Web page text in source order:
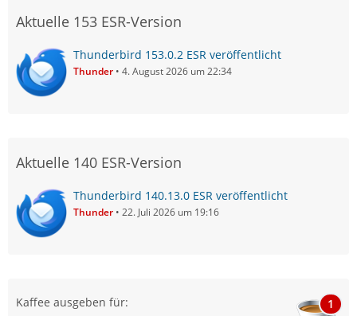
Aktuelle 153 ESR-Version
Thunderbird 153.0.2 ESR veröffentlicht
Thunder 4. August 2026 um 22:34
Aktuelle 140 ESR-Version
Thunderbird 140.13.0 ESR veröffentlicht
Thunder 22. Juli 2026 um 19:16
Kaffee ausgeben für: 1